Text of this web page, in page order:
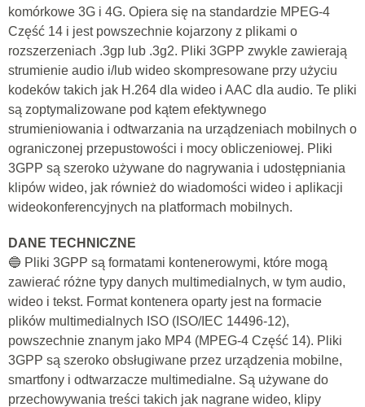
komórkowe 3G i 4G. Opiera się na standardzie MPEG-4
Część 14 i jest powszechnie kojarzony z plikami o
rozszerzeniach .3gp lub .3g2. Pliki 3GPP zwykle zawierają
strumienie audio i/lub wideo skompresowane przy użyciu
kodeków takich jak H.264 dla wideo i AAC dla audio. Te pliki
są zoptymalizowane pod kątem efektywnego
strumieniowania i odtwarzania na urządzeniach mobilnych o
ograniczonej przepustowości i mocy obliczeniowej. Pliki
3GPP są szeroko używane do nagrywania i udostępniania
klipów wideo, jak również do wiadomości wideo i aplikacji
wideokonferencyjnych na platformach mobilnych.
DANE TECHNICZNE
🔵 Pliki 3GPP są formatami kontenerowymi, które mogą
zawierać różne typy danych multimedialnych, w tym audio,
wideo i tekst. Format kontenera oparty jest na formacie
plików multimedialnych ISO (ISO/IEC 14496-12),
powszechnie znanym jako MP4 (MPEG-4 Część 14). Pliki
3GPP są szeroko obsługiwane przez urządzenia mobilne,
smartfony i odtwarzacze multimedialne. Są używane do
przechowywania treści takich jak nagrane wideo, klipy